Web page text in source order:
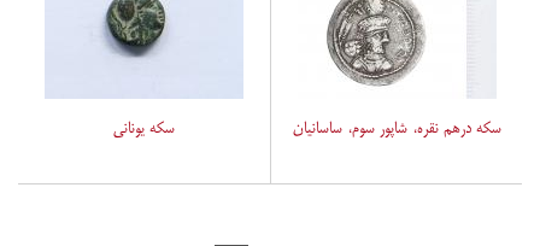
سکه یونانی سکه درهم نقره، شاپور سوم، ساسانیان